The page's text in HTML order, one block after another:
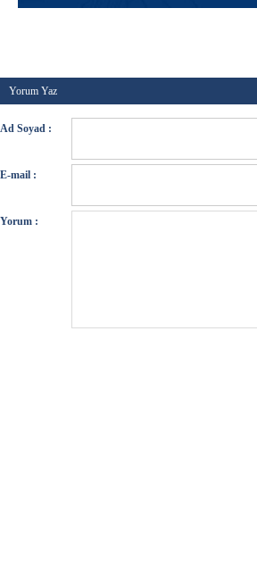
Yorum Yaz
Ad Soyad :
E-mail :
Yorum :